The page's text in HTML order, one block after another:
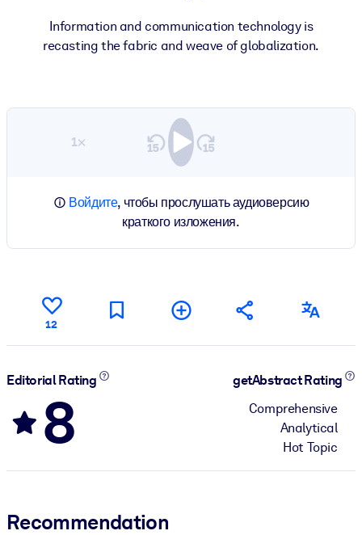
Information and communication technology is
recasting the fabric and weave of globalization.
1×
Войдите, чтобы прослушать аудиоверсию
краткого изложения.
12
Editorial Rating
8
getAbstract Rating
Comprehensive
Analytical
Hot Topic
Recommendation